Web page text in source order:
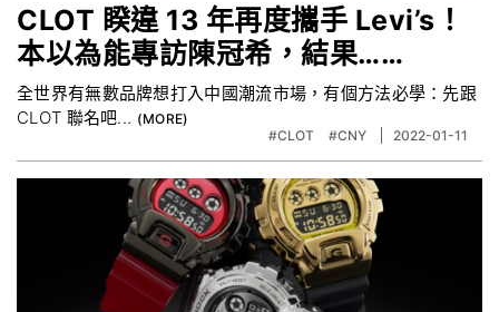
CLOT 睽違 13 年再度攜手 Levi’s！
本以為能專訪陳冠希，結果……
全世界有無數品牌想打入中國潮流市場，有個方法必學：先跟
CLOT 聯名吧...
#CLOT #CNY 2022-01-11